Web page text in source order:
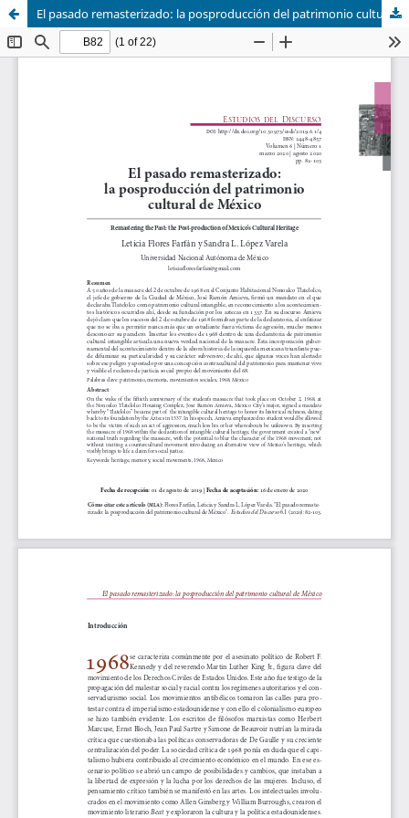
El pasado remasterizado: la posproducción del patrimonio cultural de México